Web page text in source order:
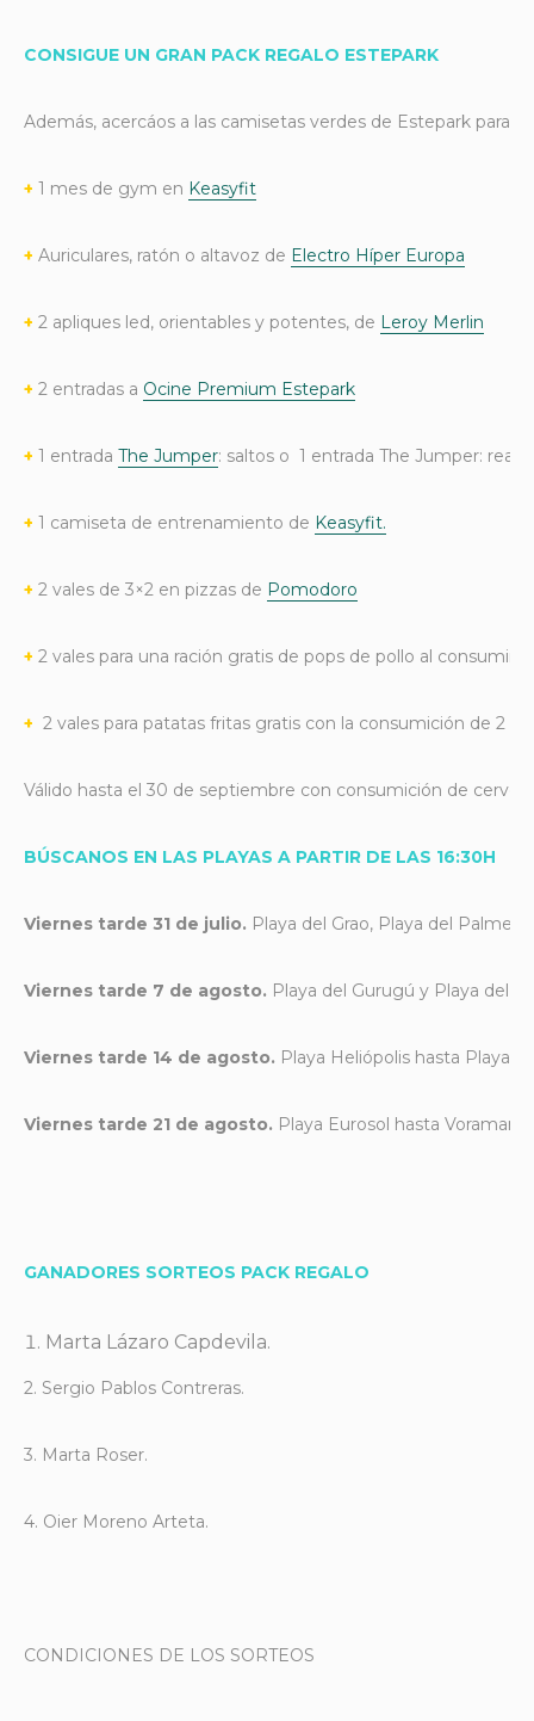
CONSIGUE UN GRAN PACK REGALO ESTEPARK
Además, acercáos a las camisetas verdes de Estepark para
+ 1 mes de gym en Keasyfit
+ Auriculares, ratón o altavoz de Electro Híper Europa
+ 2 apliques led, orientables y potentes, de Leroy Merlin
+ 2 entradas a Ocine Premium Estepark
+ 1 entrada The Jumper: saltos o 1 entrada The Jumper:
+ 1 camiseta de entrenamiento de Keasyfit.
+ 2 vales de 3×2 en pizzas de Pomodoro
+ 2 vales para una ración gratis de pops de pollo al consumir
+ 2 vales para patatas fritas gratis con la consumición de 2
Válido hasta el 30 de septiembre con consumición de
BÚSCANOS EN LAS PLAYAS A PARTIR DE LAS 16:30H
Viernes tarde 31 de julio. Playa del Grao, Playa del
Viernes tarde 7 de agosto. Playa del Gurugú y Playa del
Viernes tarde 14 de agosto. Playa Heliópolis hasta Playa
Viernes tarde 21 de agosto. Playa Eurosol hasta Voramar
GANADORES SORTEOS PACK REGALO
Marta Lázaro Capdevila.
2. Sergio Pablos Contreras.
3. Marta Roser.
4. Oier Moreno Arteta.
CONDICIONES DE LOS SORTEOS